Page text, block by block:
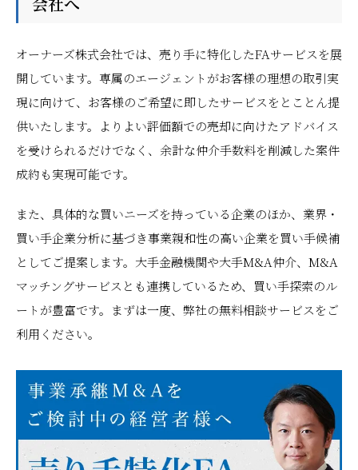
オーナーズ株式会社では、売り手に特化したFAサービスを展
開しています。専属のエージェントがお客様の理想の取引実
現に向けて、お客様のご希望に即したサービスをとことん提
供いたします。よりよい評価額での売却に向けたアドバイス
を受けられるだけでなく、余計な仲介手数料を削減した案件
成約も実現可能です。
また、具体的な買いニーズを持っている企業のほか、業界・
買い手企業分析に基づき事業親和性の高い企業を買い手候補
としてご提案します。大手金融機関や大手M&A仲介、M&A
マッチングサービスとも連携しているため、買い手探索のル
ートが豊富です。まずは一度、弊社の無料相談サービスをご
利用ください。